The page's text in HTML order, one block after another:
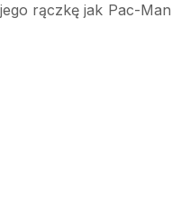
rączkę jak Pac-Man